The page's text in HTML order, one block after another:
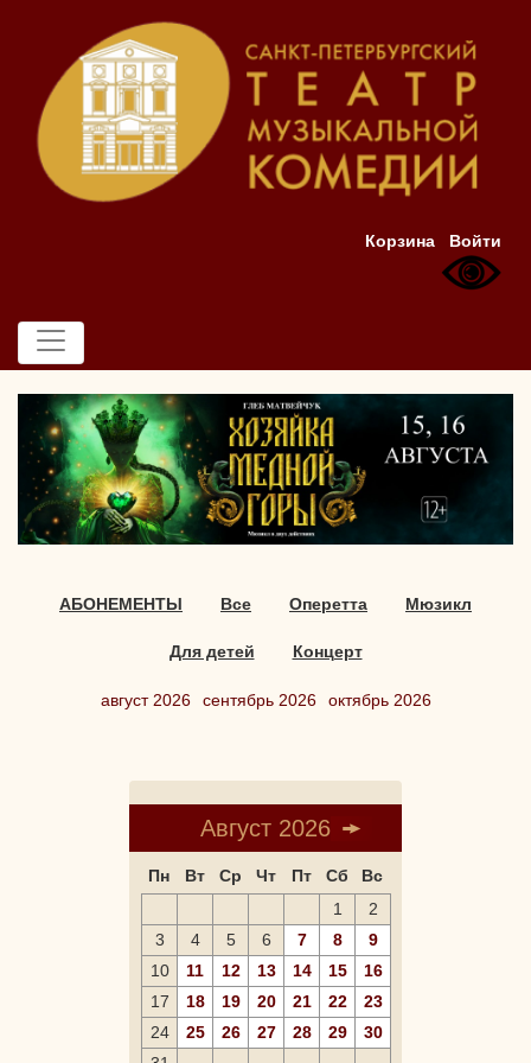
Корзина Войти
АБОНЕМЕНТЫ Все Оперетта Мюзикл
Для детей Концерт
август 2026 сентябрь 2026 октябрь 2026
Август 2026
Пн Вт Ср Чт Пт Сб
Вс
1
2
3
4 5 6 7 8
9
10
11 12 13 14 15
16
17
18 19 20 21 22
23
24
25 26 27 28 29
30